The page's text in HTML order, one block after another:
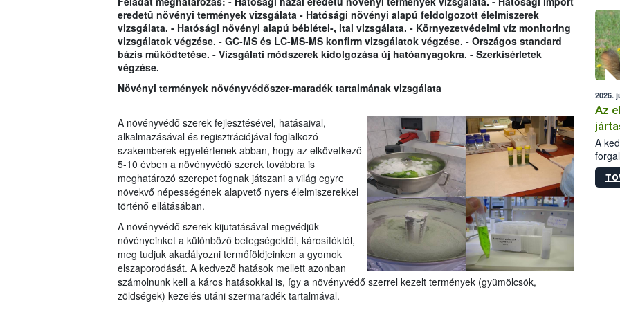
eredetû növényi termények vizsgálata - Hatósági növényi alapú feldolgozott élelmiszerek
vizsgálata. - Hatósági növényi alapú bébiétel-, ital vizsgálata. - Környezetvédelmi víz monitoring
vizsgálatok végzése. - GC-MS és LC-MS-MS konfirm vizsgálatok végzése. - Országos standard
bázis mûködtetése. - Vizsgálati módszerek kidolgozása új hatóanyagokra. - Szerkísérletek
végzése.
Növényi termények növényvédőszer-maradék tartalmának vizsgálata
A növényvédő szerek fejlesztésével, hatásaival,
alkalmazásával és regisztrációjával foglalkozó
szakemberek egyetértenek abban, hogy az elkövetkező
5-10 évben a növényvédő szerek továbbra is
meghatározó szerepet fognak játszani a világ egyre
növekvő népességének alapvető nyers élelmiszerekkel
történő ellátásában.
A növényvédő szerek kijutatásával megvédjük
növényeinket a különböző betegségektől, károsítóktól,
meg tudjuk akadályozni termőföldjeinken a gyomok
elszaporodását. A kedvező hatások mellett azonban
számolnunk kell a káros hatásokkal is, így a növényvédő szerrel kezelt termények (gyümölcsök,
zöldségek) kezelés utáni szermaradék tartalmával.
2026.
Az
A